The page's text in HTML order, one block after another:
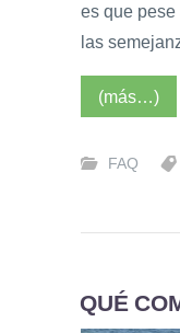
es que
las
(más…)
FAQ
QUÉ